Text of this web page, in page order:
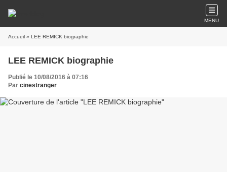
MENU
Accueil » LEE REMICK biographie
LEE REMICK biographie
Publié le 10/08/2016 à 07:16
Par cinestranger